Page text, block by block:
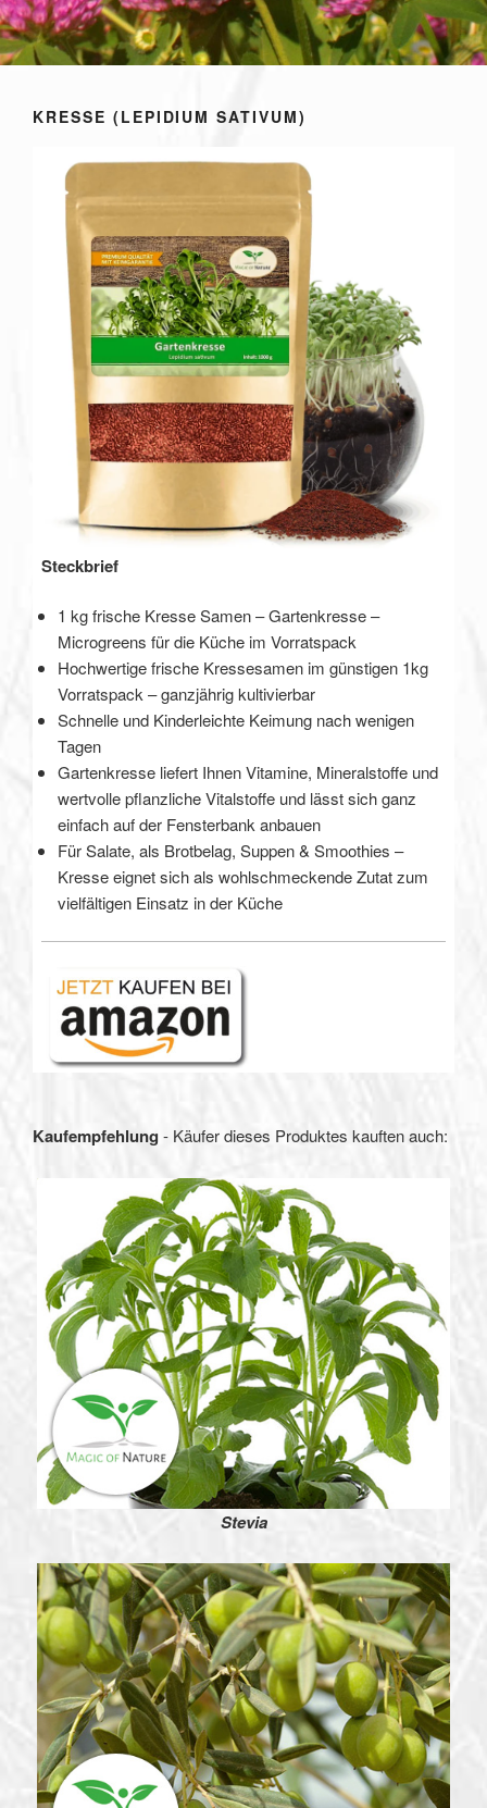
KRESSE (LEPIDIUM SATIVUM)
Steckbrief
1 kg frische Kresse Samen – Gartenkresse –
Microgreens für die Küche im Vorratspack
Hochwertige frische Kressesamen im günstigen 1kg
Vorratspack – ganzjährig kultivierbar
Schnelle und Kinderleichte Keimung nach wenigen
Tagen
Gartenkresse liefert Ihnen Vitamine, Mineralstoffe und
wertvolle pflanzliche Vitalstoffe und lässt sich ganz
einfach auf der Fensterbank anbauen
Für Salate, als Brotbelag, Suppen & Smoothies –
Kresse eignet sich als wohlschmeckende Zutat zum
vielfältigen Einsatz in der Küche
Kaufempfehlung - Käufer dieses Produktes kauften auch:
Stevia